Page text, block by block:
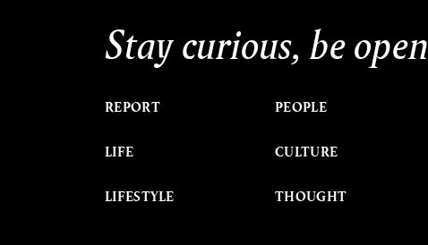
Stay curious, be open
REPORT
LIFE
LIFESTYLE
PEOPLE
CULTURE
THOUGHT